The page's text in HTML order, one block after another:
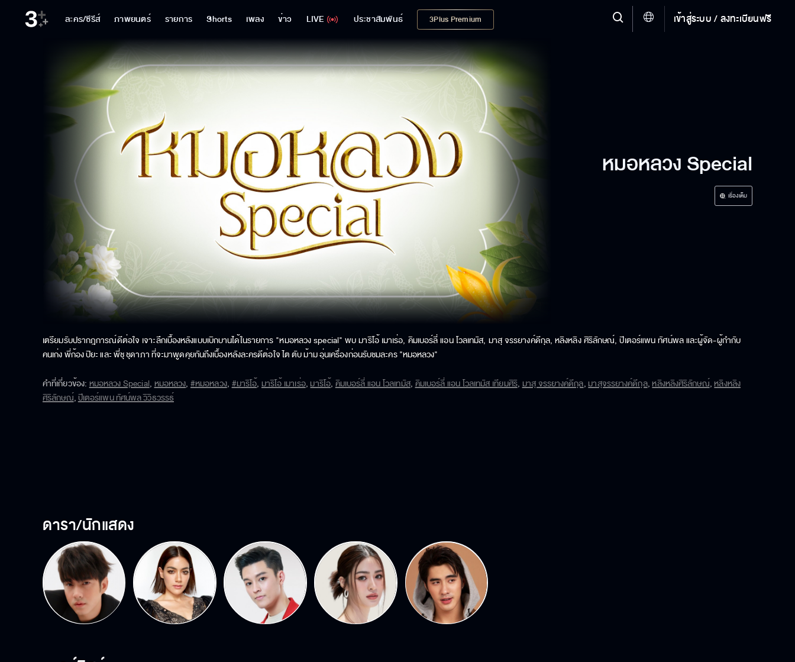
ละคร/ซีรีส์ ภาพยนตร์ รายการ Shorts เพลง ข่าว LIVE ประชาสัมพันธ์ 3Plus Premium เข้าสู่ระบบ / ลงทะเบียนฟรี
หมอหลวง Special
เรื่องเต็ม
เตรียมรับปรากฎการณ์ดีต่อใจ เจาะลึกเบื้องหลังแบบเบิกบานได้ในรายการ "หมอหลวง special" พบ มาริโอ้ เมาเร่อ, คิมเบอร์ลี่ แอน โวลเทมัส, มาสุ จรรยางค์ดีกุล, หลิงหลิง ศิริลักษณ์, ปีเตอร์แพน ทัศน์พล และผู้จัด-ผู้กำกับ
คนเก่ง พี่ก้อง ปิยะ และ พี่ชุ ชุดาภา ที่จะมาพูดคุยกันถึงเบื้องหลังละครดีต่อใจ ไต ตับ ม้าม อุ่นเครื่องก่อนรับชมละคร "หมอหลวง"
คำที่เกี่ยวข้อง:หมอหลวง Special,หมอหลวง, #หมอหลวง,#มาริโอ้, มาริโอ้ เมาเร่อ,มาริโอ้,คิมเบอร์ลี่ แอน โวลเทมัส,คิมเบอร์ลี่ แอน โวลเทมัส เทียมศิริ,มาสุ จรรยางค์ดีกุล,มาสุจรรยางค์ดีกุล,หลิงหลิงศิริลักษณ์,หลิงหลิง
ศิริลักษณ์,ปีเตอร์แพน ทัศน์พล วิวิธวรรธ์
ดารา/นักแสดง